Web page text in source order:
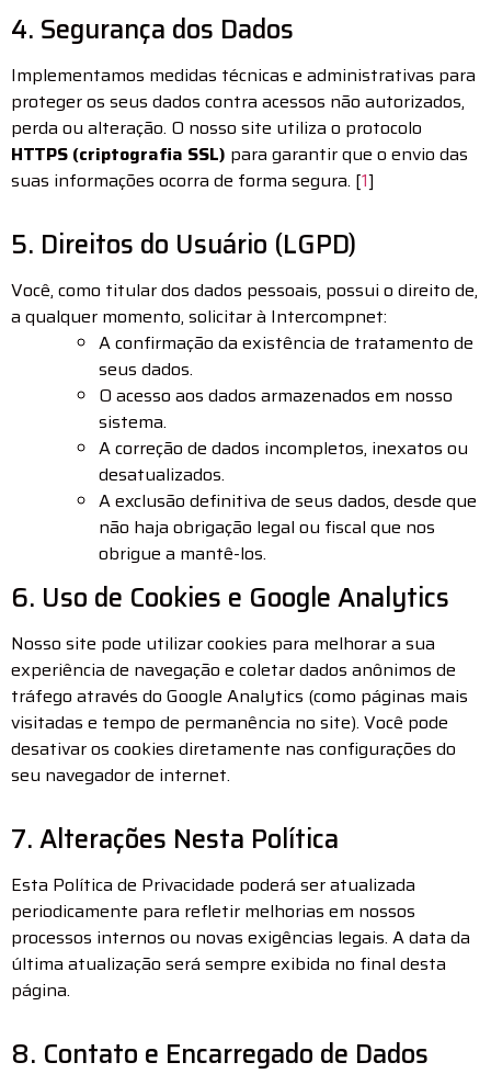
4. Segurança dos Dados
Implementamos medidas técnicas e administrativas para
proteger os seus dados contra acessos não autorizados,
perda ou alteração. O nosso site utiliza o protocolo
HTTPS (criptografia SSL) para garantir que o envio das
suas informações ocorra de forma segura. [1]
5. Direitos do Usuário (LGPD)
Você, como titular dos dados pessoais, possui o direito de,
a qualquer momento, solicitar à Intercompnet:
A confirmação da existência de tratamento de
seus dados.
O acesso aos dados armazenados em nosso
sistema.
A correção de dados incompletos, inexatos ou
desatualizados.
A exclusão definitiva de seus dados, desde que
não haja obrigação legal ou fiscal que nos
obrigue a mantê-los.
6. Uso de Cookies e Google Analytics
Nosso site pode utilizar cookies para melhorar a sua
experiência de navegação e coletar dados anônimos de
tráfego através do Google Analytics (como páginas mais
visitadas e tempo de permanência no site). Você pode
desativar os cookies diretamente nas configurações do
seu navegador de internet.
7. Alterações Nesta Política
Esta Política de Privacidade poderá ser atualizada
periodicamente para refletir melhorias em nossos
processos internos ou novas exigências legais. A data da
última atualização será sempre exibida no final desta
página.
8. Contato e Encarregado de Dados